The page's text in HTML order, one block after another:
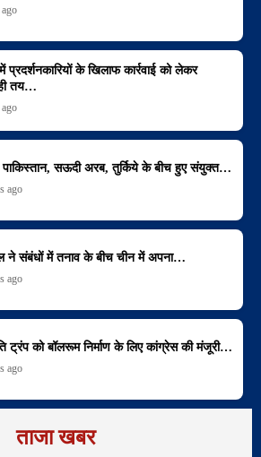
प्रदर्शनकारियों के खिलाफ कार्रवाई को लेकर
तय…
पाकिस्तान, सऊदी अरब, तुर्किये के बीच हुए संयुक्त…
ago
ने संबंधों में तनाव के बीच चीन में अपना…
ago
ट्रंप को बॉलरूम निर्माण के लिए कांग्रेस की मंजूरी…
ago
ताजा खबर